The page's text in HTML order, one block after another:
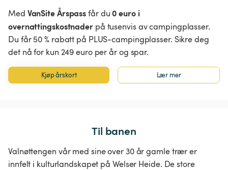
Med VanSite Årspassfår du0 euro i
overnattingskostnaderpå tusenvis av campingplasser.
Du får 50 % rabatt på PLUS-campingplasser. Sikre deg
det nå for kun 249 euro per år og spar.
Kjøp årskort Lær mer
Til banen
Valnøttengen vår med sine over 30 år gamle trær er
innfelt i kulturlandskapet på Welser Heide. De store